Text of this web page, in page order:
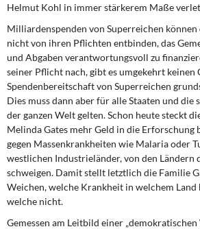
Kontakt
Helmut Kohl in immer stärkerem Maße
Milliardenspenden von Superreichen
nicht von ihren Pflichten entbinden, das
und Abgaben verantwortungsvoll zu
seiner Pflicht nach, gibt es umgekehrt keinen
Spendenbereitschaft von Superreichen
Dies muss dann aber für alle Staaten und die
der ganzen Welt gelten. Schon heute steckt
Melinda Gates mehr Geld in die
gegen Massenkrankheiten wie Malaria oder
westlichen Industrieländer, von den Ländern
schweigen. Damit stellt letztlich die Familie
Weichen, welche Krankheit in welchem
welche nicht.
Gemessen am Leitbild einer